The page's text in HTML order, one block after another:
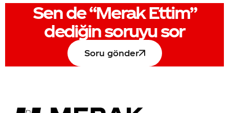
Sen de“Merak Ettim”
dediğin soruyu sor
Soru gönder